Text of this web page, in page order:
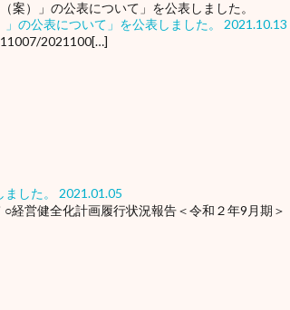
の公表について」を公表しました。
2021.10.13
2021100[…]
した。
2021.01.05
経営健全化計画履行状況報告＜令和２年9月期＞